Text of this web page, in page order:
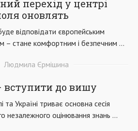
перехід у центрі
оновлять
відповідати європейським
– стане комфортним і безпечним ...
Людмила Єрмішина
вступити до вишу
та Україні триває основна сесія
незалежного оцінювання знань ...